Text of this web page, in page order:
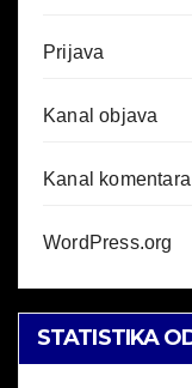
Prijava
Kanal objava
Kanal komentara
WordPress.org
STATISTIKA